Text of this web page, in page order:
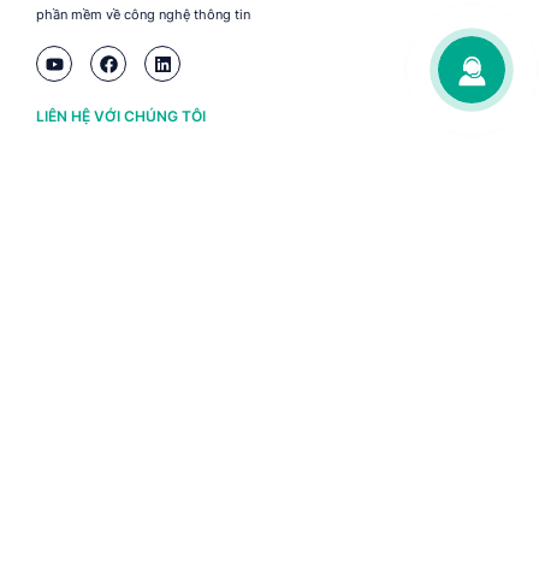
phần mềm về công nghệ thông tin
LIÊN HỆ VỚI CHÚNG TÔI